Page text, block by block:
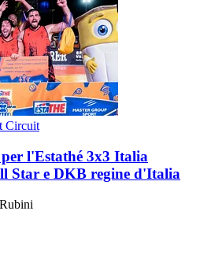
Circuit
l'Estathé 3x3 Italia
Star e DKB regine d'Italia